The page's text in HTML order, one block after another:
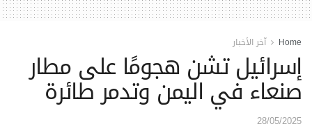
Home آخر الأخبار
إسرائيل تشن هجومًا على مطار
صنعاء في اليمن وتدمر طائرة
28/05/2025